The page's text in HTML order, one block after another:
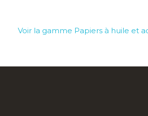
Voir la gamme Papiers à huile et